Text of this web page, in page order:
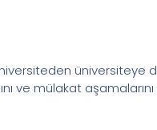
üniversiteye
ve mülakat